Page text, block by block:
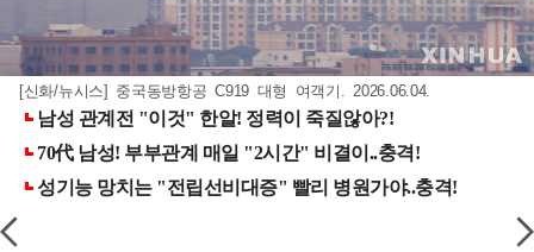
[신화/뉴시스] 중국동방항공 C919 대형 여객기. 2026.06.04.